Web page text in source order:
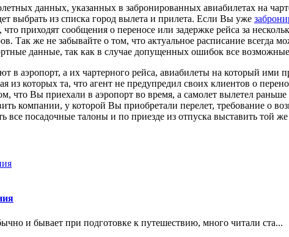
данных, указанных в забронированных авиабилетах на
выбрать из списка город вылета и прилета. Если Вы уже
что приходят сообщения о переносе или задержке рейса за
Так же не забывайте о том, что актуальное расписание всегда
данные, так как в случае допущенных ошибок все
в аэропорт, а их чартерного рейса, авиабилеты на который
из которых та, что агент не предупредил своих клиентов о
что Вы приехали в аэропорт во время, а самолет вылетел
компании, у которой Вы приобретали перелет, требование о
все посадочные талоны и по приезде из отпуска выставить той
и бывает при подготовке к путешествию, много читали ста...